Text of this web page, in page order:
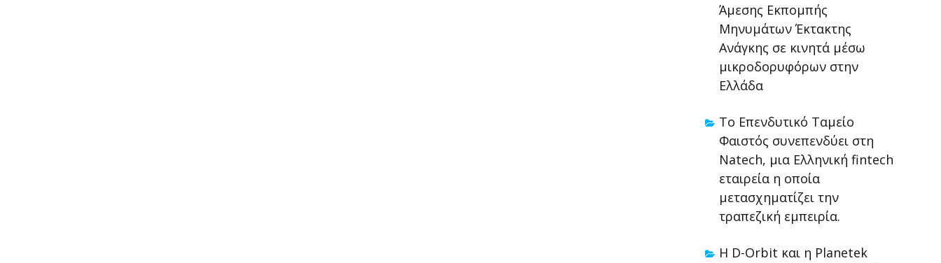
Άμεσης Εκπομπής
Μηνυμάτων Έκτακτης
Ανάγκης σε κινητά μέσω
μικροδορυφόρων στην
Ελλάδα
Το Επενδυτικό Ταμείο
Φαιστός συνεπενδύει στη
Natech, μια Ελληνική fintech
εταιρεία η οποία
μετασχηματίζει την
τραπεζική εμπειρία.
Η D-Orbit και η Planetek